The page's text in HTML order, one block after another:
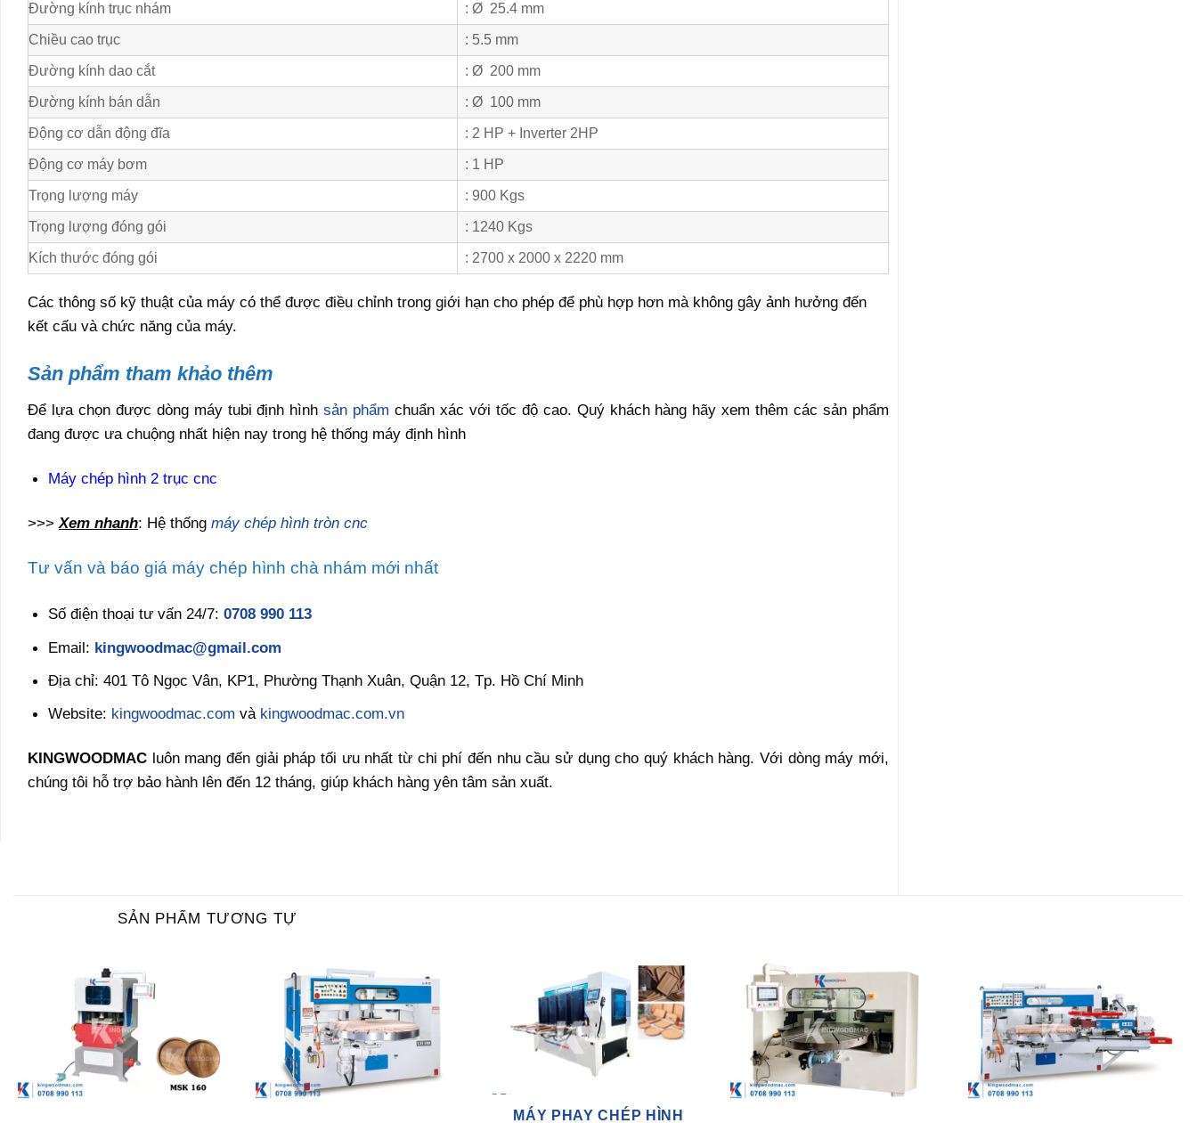
Đường kính trục nhám : Ø 25.4 mm
Chiều cao trục : 5.5 mm
Đường kính dao cắt : Ø 200 mm
Đường kính bán dẫn : Ø 100 mm
Động cơ dẫn động đĩa : 2 HP + Inverter 2HP
Động cơ máy bơm : 1 HP
Trọng lượng máy : 900 Kgs
Trọng lượng đóng gói : 1240 Kgs
Kích thước đóng gói : 2700 x 2000 x 2220 mm
Các thông số kỹ thuật của máy có thể được điều chỉnh trong giới hạn cho phép để phù hợp hơn mà không gây ảnh hưởng đến
kết cấu và chức năng của máy.
Sản phẩm tham khảo thêm
Để lựa chọn được dòng máy tubi định hìnhsản phẩm chuẩn xác với tốc độ cao. Quý khách hàng hãy xem thêm các sản phẩm
đang được ưa chuộng nhất hiện nay trong hệ thống máy định hình
Máy chép hình 2 trục cnc
>>> Xem nhanh: Hệ thống máy chép hình tròn cnc
Tư vấn và báo giá máy chép hình chà nhám mới nhất
Số điện thoại tư vấn 24/7: 0708 990 113
Email: kingwoodmac@gmail.com
Địa chỉ: 401 Tô Ngọc Vân, KP1, Phường Thạnh Xuân, Quận 12, Tp. Hồ Chí Minh
Website: kingwoodmac.com và kingwoodmac.com.vn
KINGWOODMAC luôn mang đến giải pháp tối ưu nhất từ chi phí đến nhu cầu sử dụng cho quý khách hàng. Với dòng máy mới,
chúng tôi hỗ trợ bảo hành lên đến 12 tháng, giúp khách hàng yên tâm sản xuất.
SẢN PHẨM TƯƠNG TỰ
MÁY PHAY CHÉP HÌNH